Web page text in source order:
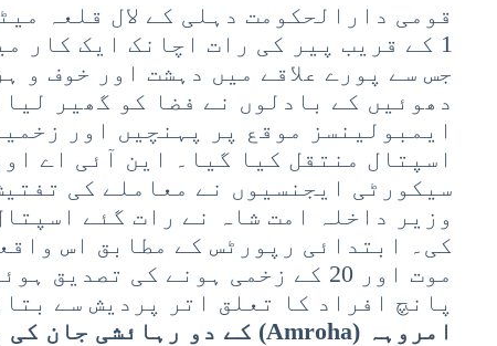
قومی دارالحکومت دہلی کے لال قلعہ
1 کے قریب پیر کی رات اچانک ایک کار
جس سے پورے علاقے میں دہشت اور خوف و
دھوئیں کے بادلوں نے فضا کو گھیر
ایمبولینسز موقع پر پہنچیں اور
اسپتال منتقل کیا گیا۔ این آئی اے
سیکورٹی ایجنسیوں نے معاملے کی
وزیر داخلہ امت شاہ نے رات گئے
موت اور 20 کے زخمی ہونے کی
پانچ افراد کا تعلق اتر پردیش سے
امروہہ (Amroha) کے دو رہائشی جان کی بازی ہار گئے